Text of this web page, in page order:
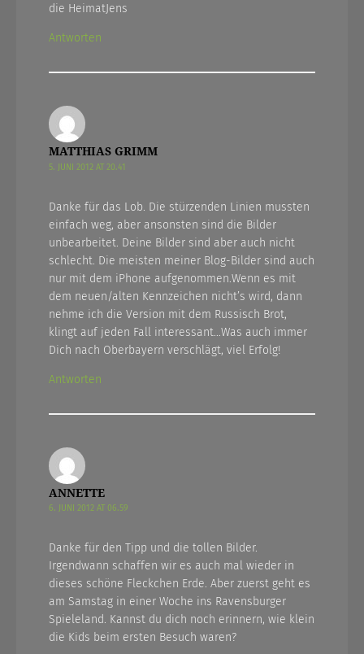
die HeimatJens
Antworten
MATTHIAS GRIMM
5. JUNI 2012 AT 20.41
Danke für das Lob. Die stürzenden Linien mussten
einfach weg, aber ansonsten sind die Bilder
unbearbeitet. Deine Bilder sind aber auch nicht
schlecht. Die meisten meiner Blog-Bilder sind auch
nur mit dem iPhone aufgenommen.Wenn es mit
dem neuen/alten Kennzeichen nicht’s wird, dann
nehme ich die Version mit dem Russisch Brot,
klingt auf jeden Fall interessant…Was auch immer
Dich nach Oberbayern verschlägt, viel Erfolg!
Antworten
ANNETTE
6. JUNI 2012 AT 06.59
Danke für den Tipp und die tollen Bilder.
Irgendwann schaffen wir es auch mal wieder in
dieses schöne Fleckchen Erde. Aber zuerst geht es
am Samstag in einer Woche ins Ravensburger
Spieleland. Kannst du dich noch erinnern, wie klein
die Kids beim ersten Besuch waren?